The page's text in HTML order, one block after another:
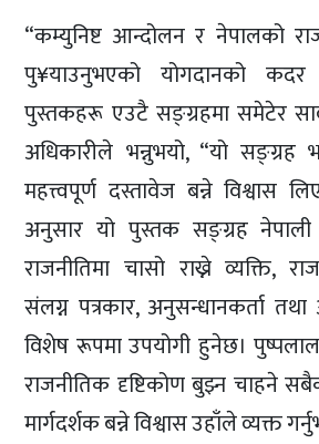
“कम्युनिष्ट आन्दोलन र नेपालको
पु¥याउनुभएको योगदानको
पुस्तकहरू एउटै सङ्ग्रहमा समेटेर
अधिकारीले भन्नुभयो, “यो सङ्ग्रह
महत्त्वपूर्ण दस्तावेज बन्ने विश्वास
अनुसार यो पुस्तक सङ्ग्रह
राजनीतिमा चासो राख्ने व्यक्ति,
संलग्न पत्रकार, अनुसन्धानकर्ता
विशेष रूपमा उपयोगी हुनेछ।
राजनीतिक दृष्टिकोण बुझ्न चाहने
मार्गदर्शक बन्ने विश्वास उहाँले व्यक्त